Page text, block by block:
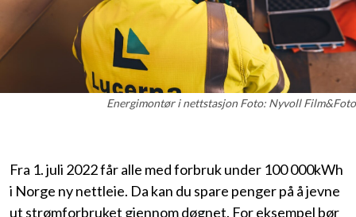
Energimontør i nettstasjon Foto: Nyvoll Film&Foto
Fra 1. juli 2022 får alle med forbruk under 100 000kWh
i Norge ny nettleie. Da kan du spare penger på å jevne
ut strømforbruket gjennom døgnet. For eksempel bør